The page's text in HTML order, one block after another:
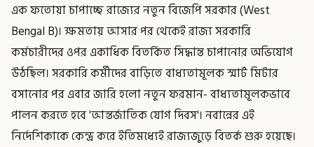
এক ফতোয়া চাপাচ্ছে রাজ্যের নতুন বিজেপি সরকার (West
Bengal B)। ক্ষমতায় আসার পর থেকেই রাজ্য সরকারি
কর্মচারীদের ওপর একাধিক বিতর্কিত সিদ্ধান্ত চাপানোর অভিযোগ
উঠছিল। সরকারি কর্মীদের বাড়িতে বাধ্যতামূলক স্মার্ট মিটার
বসানোর পর এবার জারি হলো নতুন ফরমান- বাধ্যতামূলকভাবে
পালন করতে হবে 'আন্তর্জাতিক যোগ দিবস'। নবান্নের এই
নির্দেশিকাকে কেন্দ্র করে ইতিমধ্যেই রাজ্যজুড়ে বিতর্ক শুরু হয়েছে।